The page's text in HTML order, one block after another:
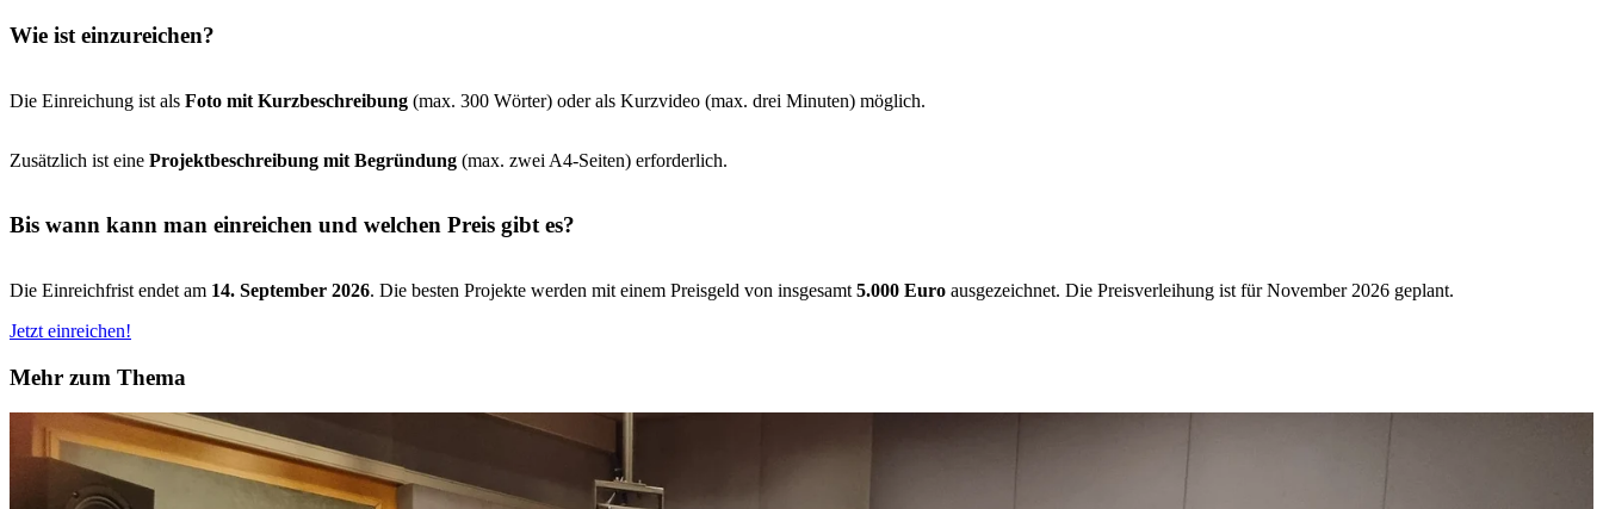
Wie ist einzureichen?
Die Einreichung ist als Foto mit Kurzbeschreibung (max. 300 Wörter) oder als Kurzvideo (max. drei Minuten) möglich.
Zusätzlich ist eine Projektbeschreibung mit Begründung (max. zwei A4-Seiten) erforderlich.
Bis wann kann man einreichen und welchen Preis gibt es?
Die Einreichfrist endet am 14. September 2026. Die besten Projekte werden mit einem Preisgeld von insgesamt 5.000 Euro ausgezeichnet. Die Preisverleihung ist für November 2026 geplant.
Jetzt einreichen!
Mehr zum Thema